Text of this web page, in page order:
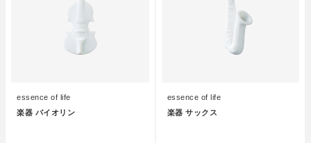
essence of life
楽器 バイオリン
essence of life
楽器 サックス